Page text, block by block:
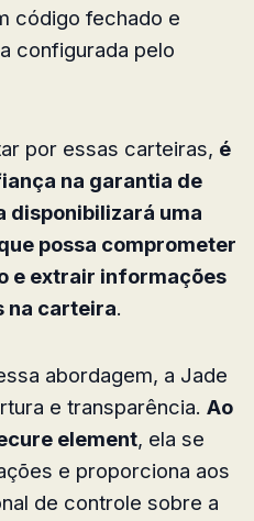
código fechado e
configurada pelo
por essas carteiras, é
na garantia de
disponibilizará uma
possa comprometer
e extrair informações
na carteira.
abordagem, a Jade
e transparência. Ao
element, ela se
e proporciona aos
de controle sobre a